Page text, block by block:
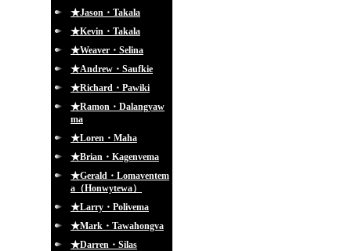
★Jason・Takala
★Kevin・Takala
★Weaver・Selina
★Andrew・Saufkie
★Richard・Pawiki
★Ramon・Dalangyaw
ma
★Loren・Maha
★Brian・Kagenvema
★Gerald・Lomaventem
a（Honwytewa）
★Larry・Polivema
★Mark・Tawahongva
★Darren・Silas